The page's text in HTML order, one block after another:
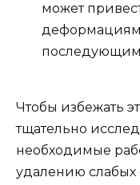
может
Чтобы избежать
тщательно
необходимые
удалению слабых